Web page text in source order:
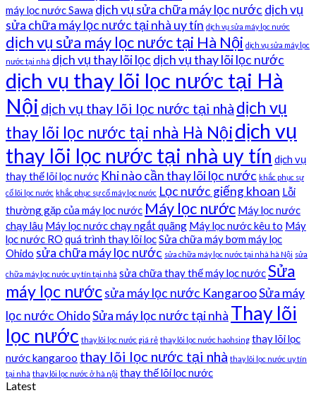
máy lọc nước Sawa dịch vụ sửa chữa máy lọc nước dịch vụ
sửa chữa máy lọc nước tại nhà uy tín dịch vụ sửa máy lọc nước
dịch vụ sửa máy lọc nước tại Hà Nội dịch vụ sửa máy lọc
nước tại nhà dịch vụ thay lõi lọc dịch vụ thay lõi lọc nước
dịch vụ thay lõi lọc nước tại Hà
Nội dịch vụ thay lõi lọc nước tại nhà dịch vụ
thay lõi lọc nước tại nhà Hà Nộidịch vụ
thay lõi lọc nước tại nhà uy tín dịch vụ
thay thế lõi lọc nước Khi nào cần thay lõi lọc nước khắc phục sự
cố lõi lọc nước khắc phục sự cố máy lọc nước Lọc nước giếng khoan Lỗi
thường gặp của máy lọc nước Máy lọc nước Máy lọc nước
chạy lâu Máy lọc nước chạy ngắt quãng Máy lọc nước kêu to Máy
lọc nước RO quá trình thay lõi lọcSửa chữa máy bơm máy lọc
Ohido sửa chữa máy lọc nước sửa chữa máy lọc nước tại nhà hà Nội sửa
chữa máy lọc nước uy tín tại nhà sửa chữa thay thế máy lọc nướcSửa
máy lọc nướcsửa máy lọc nước KangarooSửa máy
lọc nước OhidoSửa máy lọc nước tại nhà Thay lõi
lọc nước thay lõi lọc nước giá rẻ thay lõi lọc nước haohsing thay lõi lọc
nước kangaroo thay lõi lọc nước tại nhà thay lõi lọc nước uy tín
tại nhà thay lõi lọc nước ở hà nội thay thế lõi lọc nước
Latest